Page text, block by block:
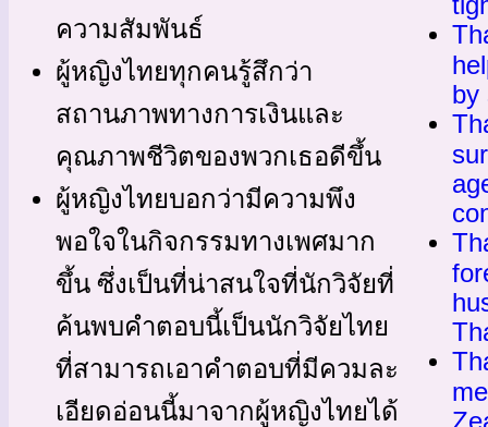
ความสัมพันธ์
ผู้หญิงไทยทุกคนรู้สึกว่า
สถานภาพทางการเงินและ
คุณภาพชีวิตของพวกเธอดีขึ้น
ผู้หญิงไทยบอกว่ามีความพึง
พอใจในกิจกรรมทางเพศมาก
ขึ้น ซึ่งเป็นที่น่าสนใจที่นักวิจัยที่
ค้นพบคำตอบนี้เป็นนักวิจัยไทย
ที่สามารถเอาคำตอบที่มีควมละ
เอียดอ่อนนี้มาจากผู้หญิงไทยได้
by